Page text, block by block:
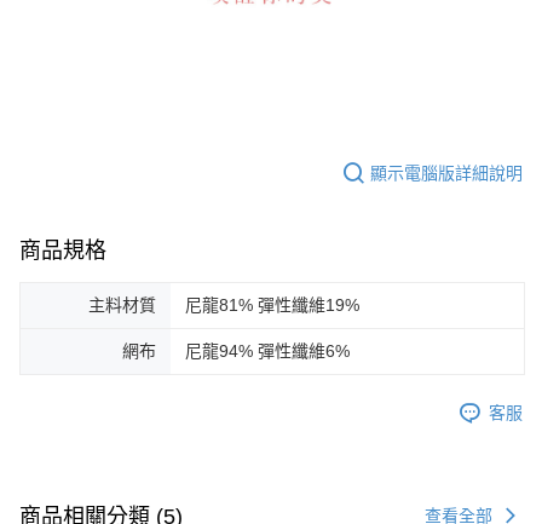
顯示電腦版詳細說明
商品規格
主料材質 尼龍81% 彈性纖維19%
網布 尼龍94% 彈性纖維6%
客服
商品相關分類 (5) 查看全部